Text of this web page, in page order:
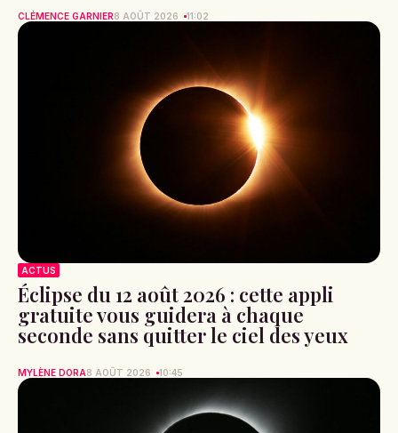
CLÉMENCE GARNIER8 AOÛT 2026 11:02
ACTUS
Éclipse du 12 août 2026 : cette appli
gratuite vous guidera à chaque
seconde sans quitter le ciel des yeux
MYLÈNE DORA8 AOÛT 2026 10:45